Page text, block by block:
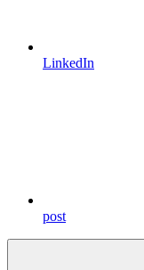
LinkedIn
post